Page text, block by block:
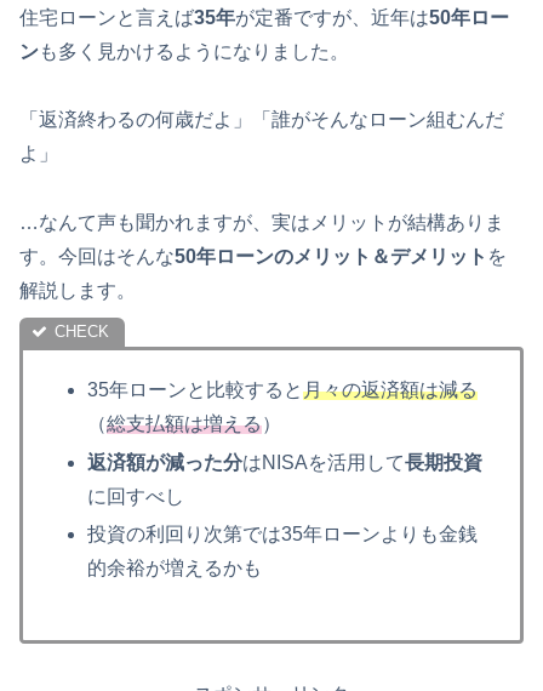
住宅ローンと言えば35年が定番ですが、近年は50年ロー
ンも多く見かけるようになりました。
「返済終わるの何歳だよ」「誰がそんなローン組むんだ
よ」
…なんて声も聞かれますが、実はメリットが結構ありま
す。今回はそんな50年ローンのメリット＆デメリット を
解説します。
35年ローンと比較すると月々の返済額は減る
（総支払額は増える）
返済額が減った分はNISAを活用して長期投資
に回すべし
投資の利回り次第では35年ローンよりも金銭
的余裕が増えるかも